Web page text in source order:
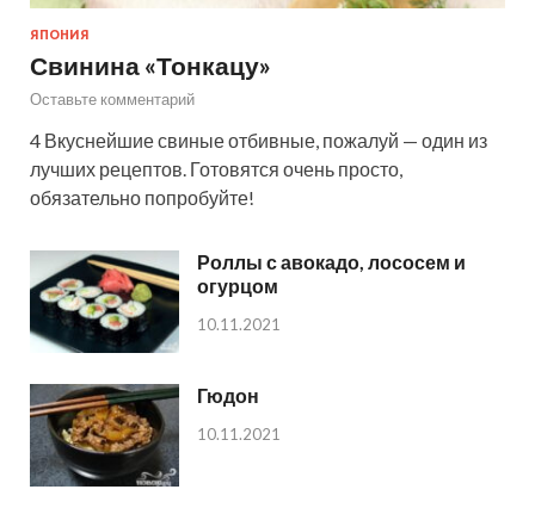
ЯПОНИЯ
Свинина «Тонкацу»
Оставьте комментарий
4 Вкуснейшие свиные отбивные, пожалуй — один из
лучших рецептов. Готовятся очень просто,
обязательно попробуйте!
Роллы с авокадо, лососем и
огурцом
10.11.2021
Гюдон
10.11.2021